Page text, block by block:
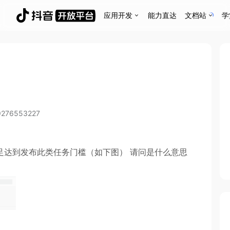
应用开发 能力直达 文档站
到发布此类任务门槛（如下图） 请问是什么意思